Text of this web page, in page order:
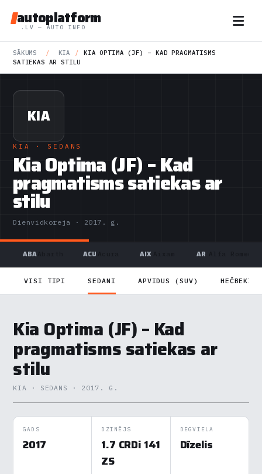
autoplatform
.LV — AUTO INFO
SĀKUMS / KIA /
KIA OPTIMA (JF) – KAD PRAGMATISMS
SATIEKAS AR STILU
KIA
KIA · SEDANS
Kia Optima (JF) – Kad
pragmatisms satiekas ar
stilu
Dienvidkoreja · 2017. g.
ABA ACU AIX AR
VISI TIPI SEDANI APVIDUS (SUV) HEČBEKI
Kia Optima (JF) – Kad
pragmatisms satiekas ar
stilu
KIA · SEDANS · 2017. G.
GADS
2017
DZINĒJS
1.7 CRDi 141
ZS
DEGVIELA
Dīzelis